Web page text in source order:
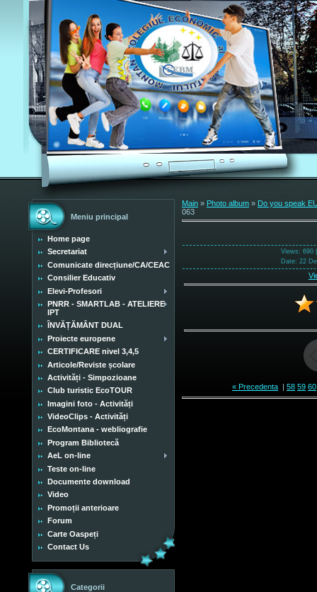
Meniu principal
Home page
Secretariat
Comunicate direcțiune/CA/CEAC
Consilier Educativ
Elevi-Profesori
PNRR - SMARTLAB - ATELIERE
IPT
ÎNVĂȚĂMÂNT DUAL
Proiecte europene
CERTIFICARE nivel 3,4,5
Articole/Reviste școlare
Activități - Simpozioane
Club turistic EcoTOUR
Imagini foto - Activități
VideoClips - Activități
EcoMontana - webliografie
Program Bibliotecă
AeL on-line
Teste on-line
Documente download
Video
Promoții anterioare
Forum
Carte Oaspeți
Contact Us
Categorii
Main » Photo album » Do you speak
063
Views: 690
Date: 22
« Precedenta | 58 59 60